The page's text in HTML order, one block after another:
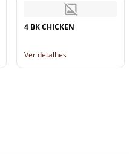
4 BK CHICKEN
Ver detalhes